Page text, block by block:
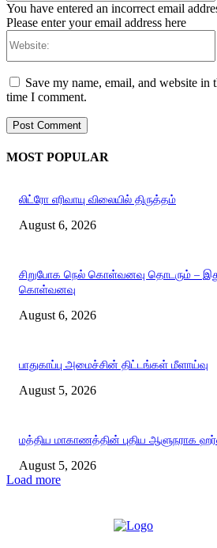
You have entered an incorrect email
Please enter your email address here
Save my name, email, and website in
time I comment.
MOST POPULAR
லிட்ரோ எரிவாயு விலையில் திருத்தம்
August 6, 2026
சிறுபோக நெல் கொள்வனவு தொடரும் –
கொள்வனவு
August 6, 2026
பாதுகாப்பு அமைச்சின் திட்டங்கள் மீளாய்வு
August 5, 2026
மத்திய மாகாணத்தின் புதிய ஆளுநராக
August 5, 2026
Load more